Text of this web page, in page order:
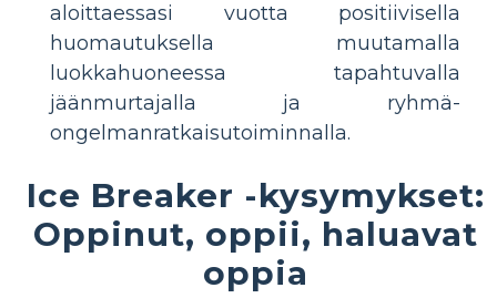
aloittaessasi vuotta positiivisella
huomautuksella muutamalla
luokkahuoneessa tapahtuvalla
jäänmurtajalla ja ryhmä-
ongelmanratkaisutoiminnalla.
Ice Breaker -kysymykset:
Oppinut, oppii, haluavat
oppia